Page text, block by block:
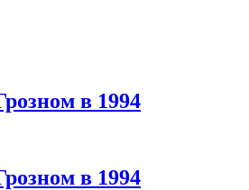
в 1994
в 1994